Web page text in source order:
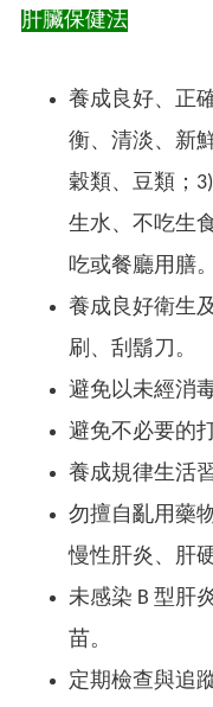
肝臟保健法
養成良好、正
衡、清淡、新
穀類、豆類；
生水、不吃生
吃或餐廳用膳。
養成良好衛生
刷、刮鬍刀。
避免以未經消
避免不必要的
養成規律生活
勿擅自亂用藥
慢性肝炎、肝
未感染 B 型肝
苗。
定期檢查與追